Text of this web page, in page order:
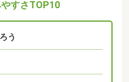
すさTOP10
う